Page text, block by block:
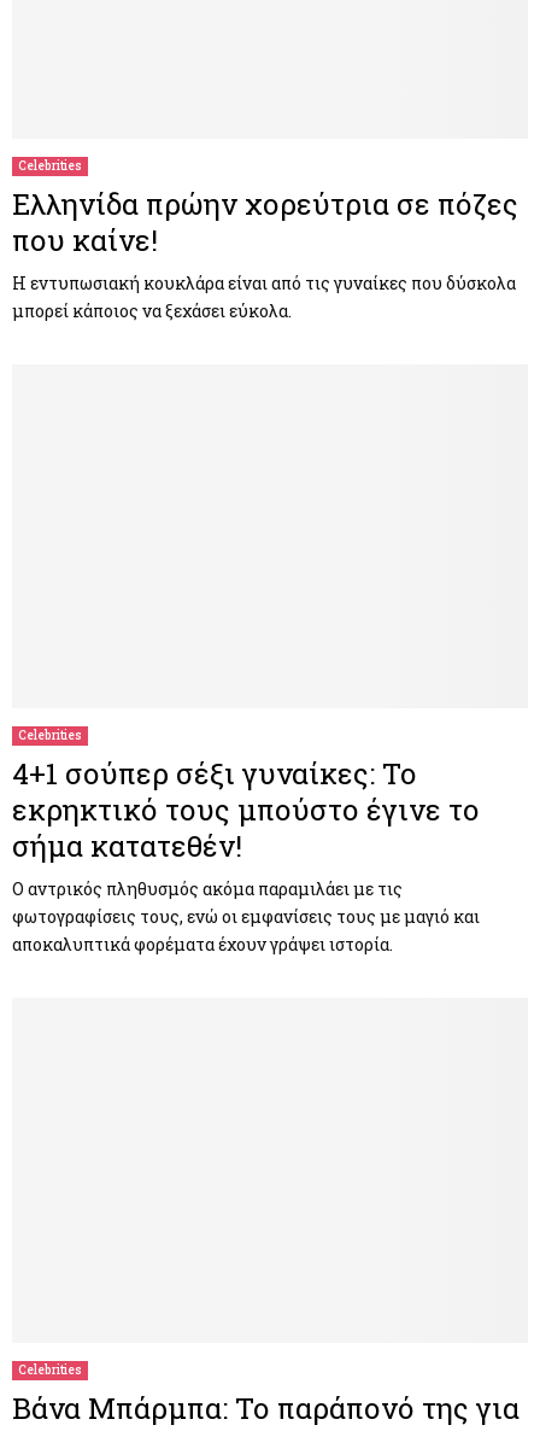
Celebrities
Ελληνίδα πρώην χορεύτρια σε πόζες
που καίνε!
Η εντυπωσιακή κουκλάρα είναι από τις γυναίκες που δύσκολα
μπορεί κάποιος να ξεχάσει εύκολα.
Celebrities
4+1 σούπερ σέξι γυναίκες: Το
εκρηκτικό τους μπούστο έγινε το
σήμα κατατεθέν!
Ο αντρικός πληθυσμός ακόμα παραμιλάει με τις
φωτογραφίσεις τους, ενώ οι εμφανίσεις τους με μαγιό και
αποκαλυπτικά φορέματα έχουν γράψει ιστορία.
Celebrities
Βάνα Μπάρμπα: Το παράπονό της για